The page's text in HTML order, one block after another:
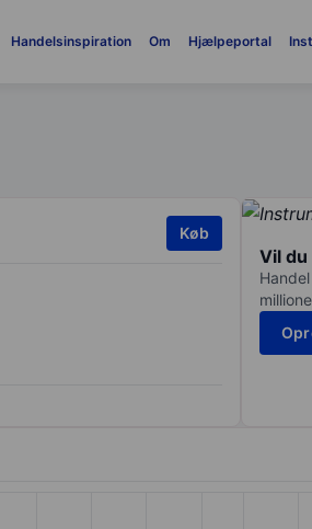
Handelsinspiration Om Hjælpeportal
Køb
Vil